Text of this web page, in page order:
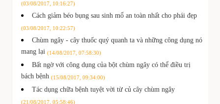
(03/08/2017, 10:16:27)
Cách giảm béo bụng sau sinh mổ an toàn nhất cho phái đẹp
(03/08/2017, 10:22:57)
Chùm ngây - cây thuốc quý quanh ta và những công dụng nó
mang lại (14/08/2017, 07:58:30)
Bất ngờ với công dụng của bột chùm ngây có thể điều trị
bách bệnh (15/08/2017, 09:34:00)
Tác dụng chữa bệnh tuyệt vời từ củ cây chùm ngây
(21/08/2017, 05:58:46)